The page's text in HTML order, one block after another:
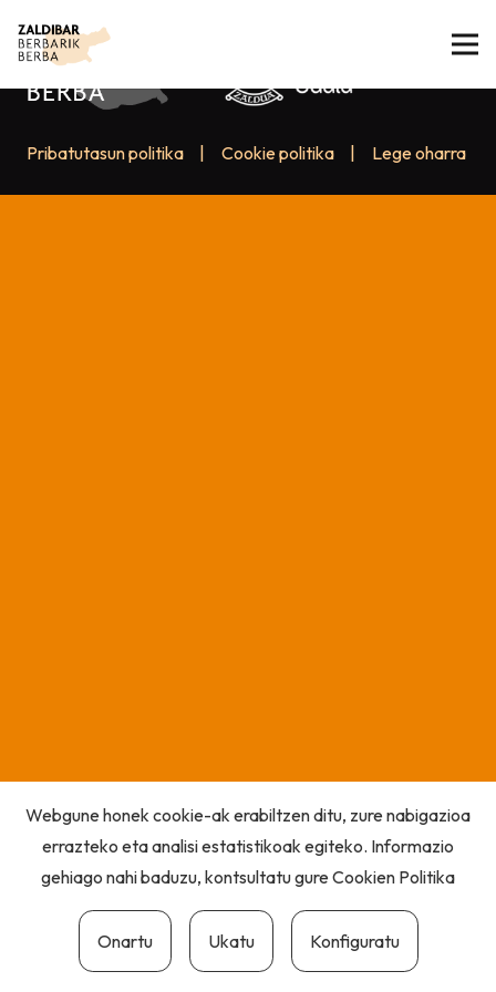
Pribatutasun politika Cookie politika Lege oharra
Webgune honek cookie-ak erabiltzen ditu, zure nabigazioa
errazteko eta analisi estatistikoak egiteko. Informazio
gehiago nahi baduzu, kontsultatu gureCookien Politika
Onartu Ukatu Konfiguratu